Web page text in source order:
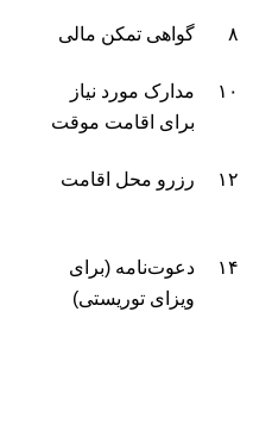
۸ گواهی تمکن مالی
۱۰
مدارک مورد نیاز
برای اقامت موقت
۱۲ رزرو محل اقامت
۱۴
دعوت‌نامه (برای
ویزای توریستی)